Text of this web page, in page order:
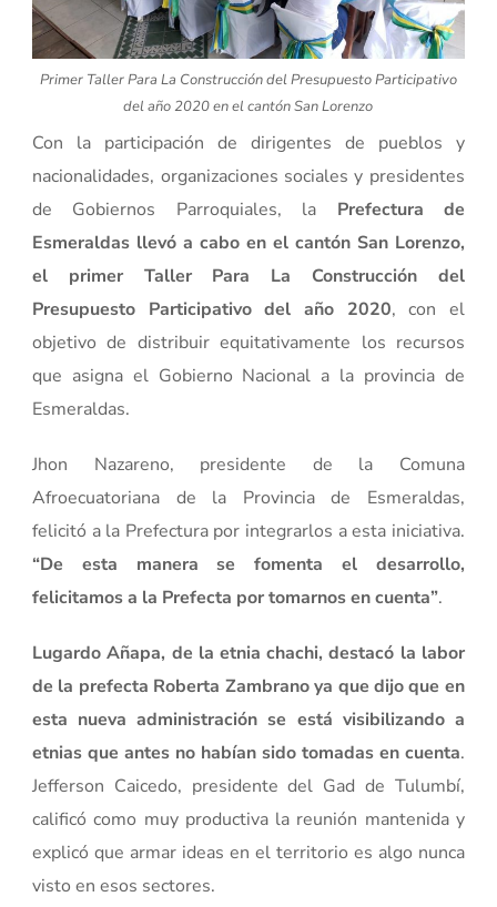
Primer Taller Para La Construcción del Presupuesto Participativo
del año 2020 en el cantón San Lorenzo
Con la participación de dirigentes de pueblos y
nacionalidades, organizaciones sociales y presidentes
de Gobiernos Parroquiales, la Prefectura de
Esmeraldas llevó a cabo en el cantón San Lorenzo,
el primer Taller Para La Construcción del
Presupuesto Participativo del año 2020, con el
objetivo de distribuir equitativamente los recursos
que asigna el Gobierno Nacional a la provincia de
Esmeraldas.
Jhon Nazareno, presidente de la Comuna
Afroecuatoriana de la Provincia de Esmeraldas,
felicitó a la Prefectura por integrarlos a esta iniciativa.
“De esta manera se fomenta el desarrollo,
felicitamos a la Prefecta por tomarnos en cuenta”.
Lugardo Añapa, de la etnia chachi, destacó la labor
de la prefecta Roberta Zambrano ya que dijo que en
esta nueva administración se está visibilizando a
etnias que antes no habían sido tomadas en cuenta.
Jefferson Caicedo, presidente del Gad de Tulumbí,
calificó como muy productiva la reunión mantenida y
explicó que armar ideas en el territorio es algo nunca
visto en esos sectores.